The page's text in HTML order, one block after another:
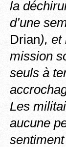
la
d’une
Drian), et
mission
seuls à
Les
aucune